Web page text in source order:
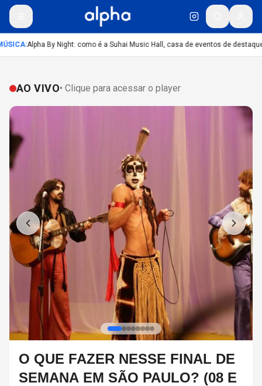
:Alpha By Night: como é a Suhai Music Hall, casa de eventos de destaque
AO VIVO• Clique para acessar o player
O QUE FAZER NESSE FINAL DE
SEMANA EM SÃO PAULO? (08 E